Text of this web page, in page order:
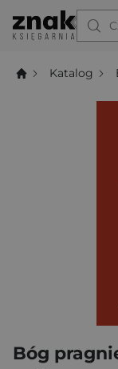
Katalog
Bóg